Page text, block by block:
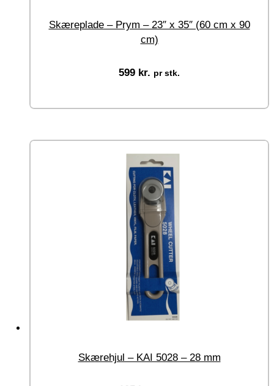
Skæreplade – Prym – 23″ x 35″ (60 cm x 90
cm)
599 kr. pr stk.
Skærehjul – KAI 5028 – 28 mm